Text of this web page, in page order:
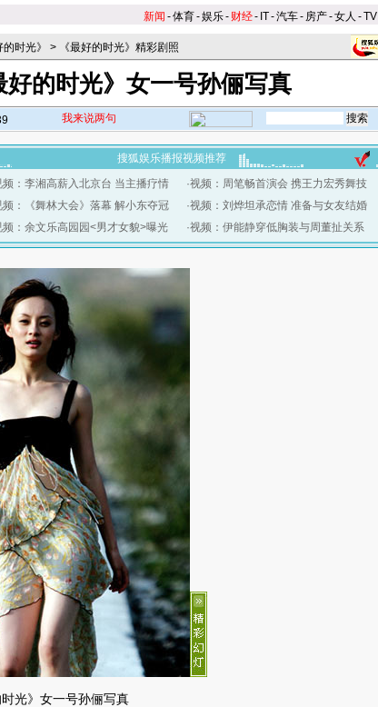
新闻 -体育-娱乐- 财经- IT-汽车- 房产-女人 -TV
时光》 > 《最好的时光》精彩剧照
好的时光》女一号孙俪写真
我来说两句
搜狐娱乐播报视频推荐
频：李湘高薪入北京台 当主播疗情
频：《舞林大会》落幕 解小东夺冠
频：余文乐高园园<男才女貌>曝光
·视频：周笔畅首演会 携王力宏秀舞技
·视频：刘烨坦承恋情 准备与女友结婚
·视频：伊能静穿低胸装与周董扯关系
光》女一号孙俪写真